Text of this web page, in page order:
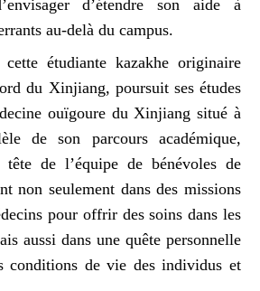
d’étendre son aide à
au-delà du campus.
étudiante kazakhe originaire
du Xinjiang, poursuit ses études
ouïgoure du Xinjiang situé à
de son parcours académique,
de l’équipe de bénévoles de
non seulement dans des missions
pour offrir des soins dans les
aussi dans une quête personnelle
conditions de vie des individus et